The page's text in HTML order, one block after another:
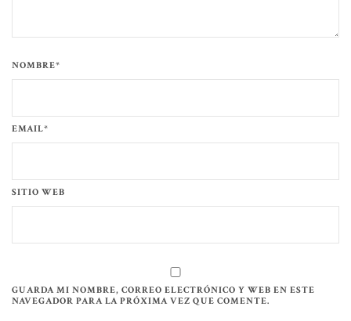
NOMBRE*
EMAIL*
SITIO WEB
GUARDA MI NOMBRE, CORREO ELECTRÓNICO Y WEB EN ESTE
NAVEGADOR PARA LA PRÓXIMA VEZ QUE COMENTE.